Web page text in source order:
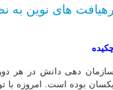
رهیافت های نوین به
سازمان دهی دانش در هر
یکسان بوده است. امروزه با